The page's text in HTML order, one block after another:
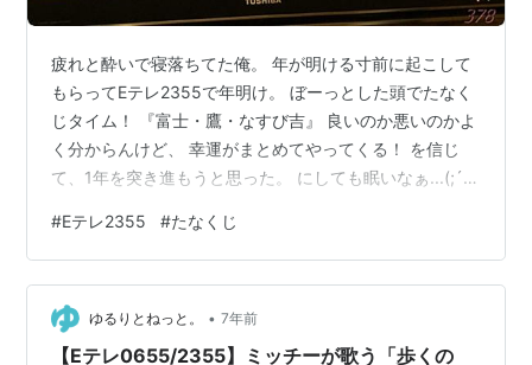
疲れと酔いで寝落ちてた俺。 年が明ける寸前に起こして
もらってEテレ2355で年明け。 ぼーっとした頭でたなく
じタイム！ 『富士・鷹・なすび吉』 良いのか悪いのかよ
く分からんけど、 幸運がまとめてやってくる！ を信じ
て、1年を突き進もうと思った。 にしても眠いなぁ...(;´Д
#Eテレ2355 #たなくじ
ゆるりとねっと。 • 7年前
【Eテレ0655/2355】ミッチーが歌う「歩くの